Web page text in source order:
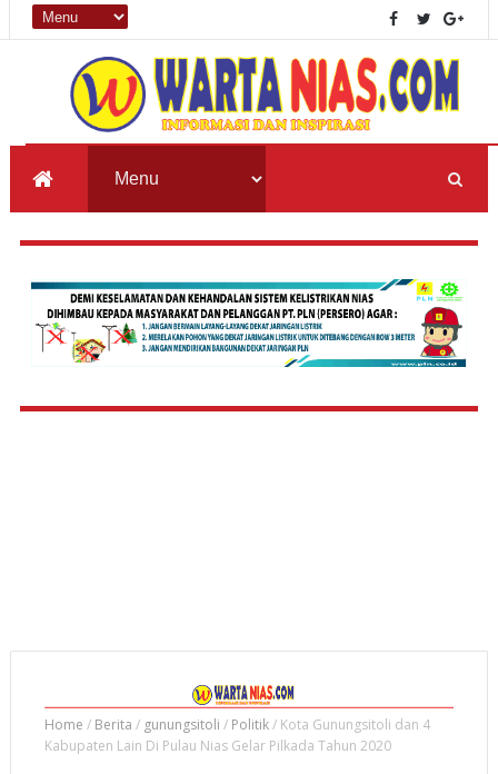
Home / Berita / gunungsitoli / Politik/ Kota Gunungsitoli dan 4
Kabupaten Lain Di Pulau Nias Gelar Pilkada Tahun 2020